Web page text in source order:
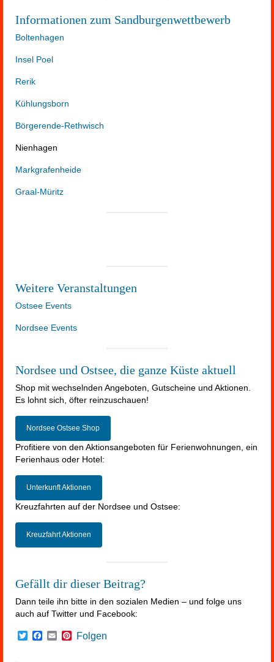
Informationen zum Sandburgenwettbewerb
Boltenhagen
Insel Poel
Rerik
Kühlungsborn
Börgerende-Rethwisch
Nienhagen
Markgrafenheide
Graal-Müritz
Weitere Veranstaltungen
Ostsee Events
Nordsee Events
Nordsee und Ostsee, die ganze Küste aktuell
Shop mit wechselnden Angeboten, Gutscheine und Aktionen.
Es lohnt sich, öfter reinzuschauen!
Nordsee Ostsee Shop
Profitiere von den Aktionsangeboten für Ferienwohnungen, ein
Ferienhaus oder Hotel:
Unterkunft Aktionen
Kreuzfahrten auf der Nordsee und Ostsee:
Kreuzfahrt Aktionen
Gefällt dir dieser Beitrag?
Dann teile ihn bitte in den sozialen Medien – und folge uns
auch auf Twitter und Facebook:
TwitterFacebook
EmailPinterest
Folgen